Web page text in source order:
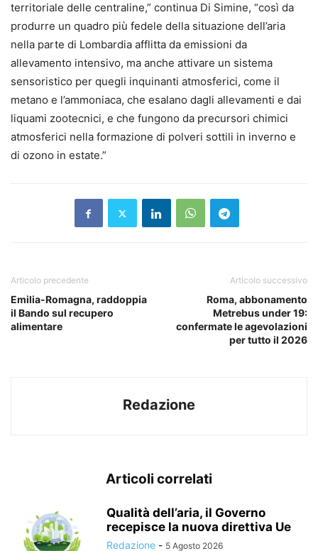
territoriale delle centraline,” continua Di Simine, “così da
produrre un quadro più fedele della situazione dell’aria
nella parte di Lombardia afflitta da emissioni da
allevamento intensivo, ma anche attivare un sistema
sensoristico per quegli inquinanti atmosferici, come il
metano e l’ammoniaca, che esalano dagli allevamenti e dai
liquami zootecnici, e che fungono da precursori chimici
atmosferici nella formazione di polveri sottili in inverno e
di ozono in estate.”
Articolo precedente
Emilia-Romagna, raddoppia
il Bando sul recupero
alimentare
Articolo successivo
Roma, abbonamento
Metrebus under 19:
confermate le agevolazioni
per tutto il 2026
Redazione
Articoli correlati
Qualità dell’aria, il Governo
recepisce la nuova direttiva Ue
Redazione - 5 Agosto 2026